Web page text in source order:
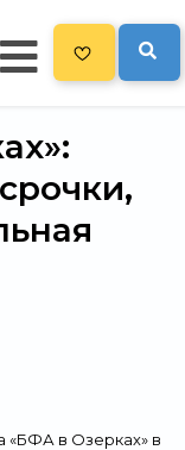
«БФА в Озерках» в